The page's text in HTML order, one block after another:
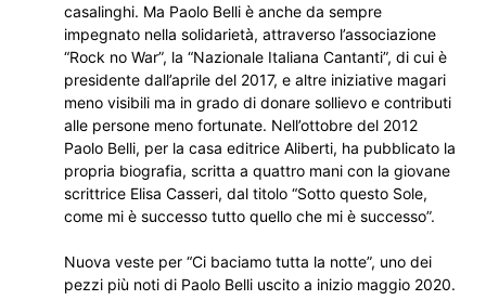
casalinghi. Ma Paolo Belli è anche da sempre
impegnato nella solidarietà, attraverso l’associazione
“Rock no War”, la “Nazionale Italiana Cantanti”, di cui è
presidente dall’aprile del 2017, e altre iniziative magari
meno visibili ma in grado di donare sollievo e contributi
alle persone meno fortunate. Nell’ottobre del 2012
Paolo Belli, per la casa editrice Aliberti, ha pubblicato la
propria biografia, scritta a quattro mani con la giovane
scrittrice Elisa Casseri, dal titolo “Sotto questo Sole,
come mi è successo tutto quello che mi è successo”.
Nuova veste per “Ci baciamo tutta la notte”, uno dei
pezzi più noti di Paolo Belli uscito a inizio maggio 2020.